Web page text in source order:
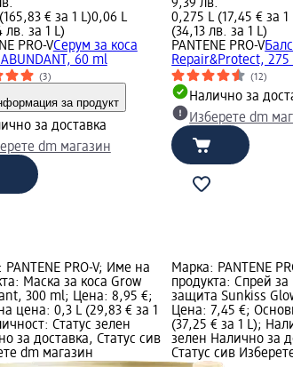
€ за 1 L)0,06 L
лв. за 1 L)
PRO-VСерум за коса
60 ml
(3)
за продукт
за доставка
dm магазин
9,39 лв.
0,275 L (17,45 € за 1
(34,13 лв. за 1 L)
PANTENE PRO-V
Repair&Protect, 275
(12)
Налично за
Изберете dm
PRO-V; Име на
Маска за коса Grow
300 ml; Цена: 8,95 €;
цена: 0,3 L (29,83 € за 1
Статус зелен
за доставка, Статус сив
dm магазин
Марка: PANTENE
продукта: Спрей за
защита Sunkiss
Цена: 7,45 €;
(37,25 € за 1 L);
зелен Налично за
Статус сив